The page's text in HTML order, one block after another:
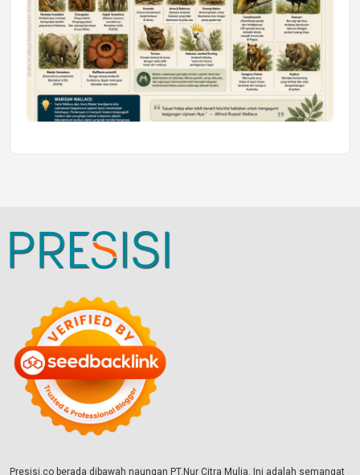
Presisi.co berada dibawah naungan PT.Nur Citra Mulia. Ini adalah semangat